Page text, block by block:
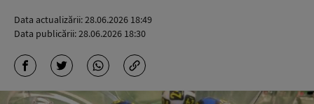
Data actualizării:28.06.2026 18:49
Data publicării:28.06.2026 18:30